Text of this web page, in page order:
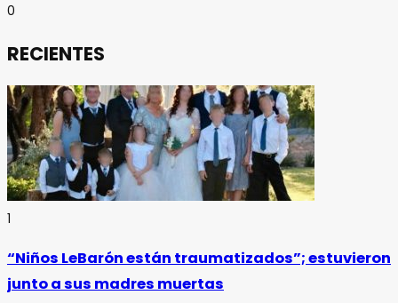
0
RECIENTES
1
“Niños LeBarón están traumatizados”; estuvieron
junto a sus madres muertas